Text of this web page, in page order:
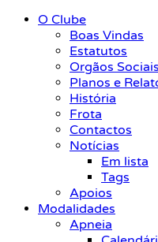
O Clube
Boas Vindas
Estatutos
Orgãos Sociais
Planos e
História
Frota
Contactos
Notícias
Em lista
Tags
Apoios
Modalidades
Apneia